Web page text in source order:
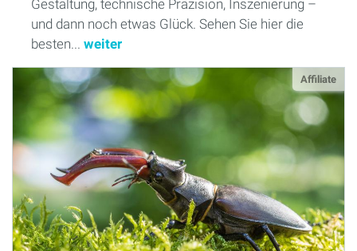
Gestaltung, technische Präzision, Inszenierung –
und dann noch etwas Glück. Sehen Sie hier die
besten... weiter
Affiliate